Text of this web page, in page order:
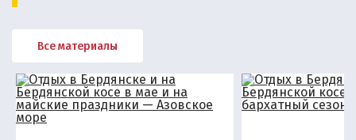
Все материалы